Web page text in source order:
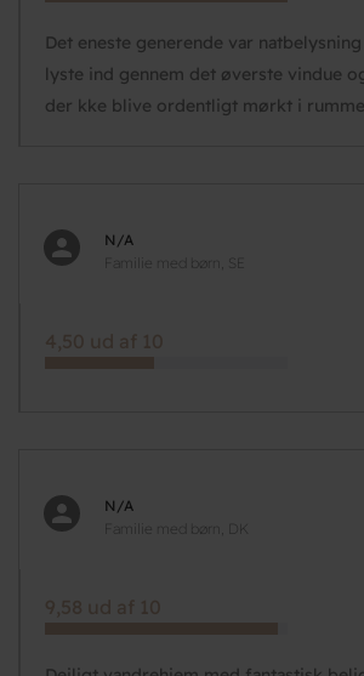
Det eneste generende var
lyste ind gennem det øverste vindue
der kke blive ordentligt mørkt i
N/A
Familie med børn, SE
4,50 ud af 10
N/A
Familie med børn, DK
9,58 ud af 10